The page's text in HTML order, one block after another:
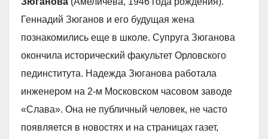
Геннадий Зюганов и его будущая жена
познакомились еще в школе. Супруга Зюганова
окончила исторический факультет Орловского
пединститута. Надежда Зюганова работала
инженером на 2-м Московском часовом заводе
«Слава». Она не публичный человек, не часто
появляется в новостях и на страницах газет,